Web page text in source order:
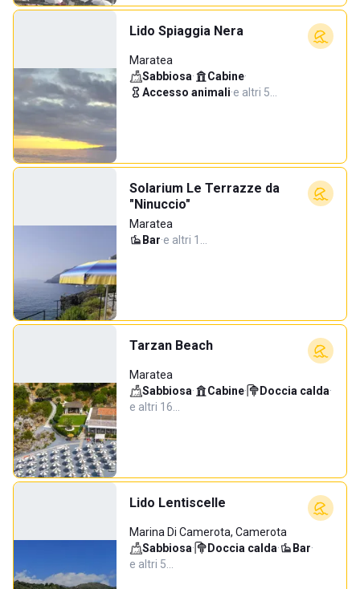
Lido Spiaggia Nera
Maratea
Sabbiosa· Cabine·
Accesso animali·e altri 5…
Solarium Le Terrazze da
"Ninuccio"
Maratea
Bar·e altri 1…
Tarzan Beach
Maratea
Sabbiosa· Cabine· Doccia calda·
e altri 16…
Lido Lentiscelle
Marina Di Camerota, Camerota
Sabbiosa· Doccia calda· Bar·
e altri 5…